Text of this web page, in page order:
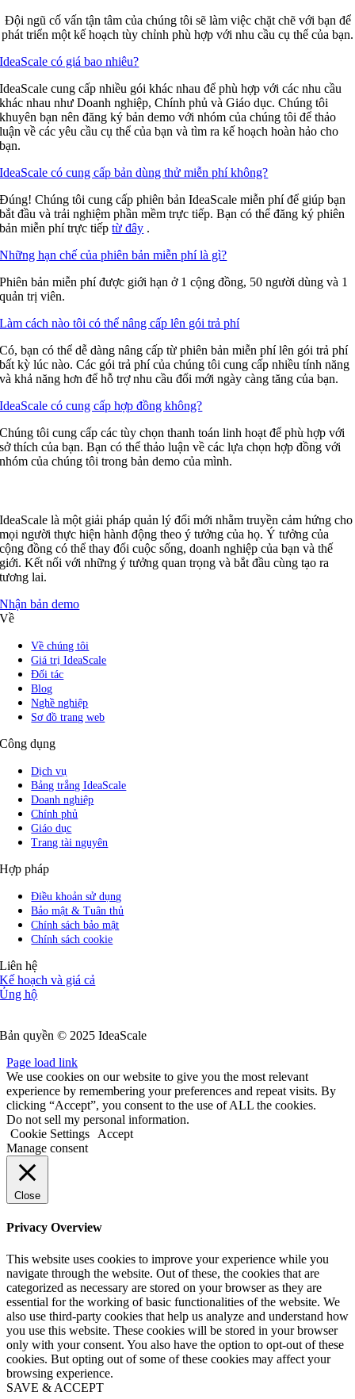
Đội ngũ cố vấn tận tâm của chúng tôi sẽ làm việc chặt chẽ với bạn để
phát triển một kế hoạch tùy chỉnh phù hợp với nhu cầu cụ thể của bạn.
IdeaScale có giá bao nhiêu?
IdeaScale cung cấp nhiều gói khác nhau để phù hợp với các nhu cầu
khác nhau như Doanh nghiệp, Chính phủ và Giáo dục. Chúng tôi
khuyên bạn nên đăng ký bản demo với nhóm của chúng tôi để thảo
luận về các yêu cầu cụ thể của bạn và tìm ra kế hoạch hoàn hảo cho
bạn.
IdeaScale có cung cấp bản dùng thử miễn phí không?
Đúng! Chúng tôi cung cấp phiên bản IdeaScale miễn phí để giúp bạn
bắt đầu và trải nghiệm phần mềm trực tiếp. Bạn có thể đăng ký phiên
bản miễn phí trực tiếptừ đây .
Những hạn chế của phiên bản miễn phí là gì?
Phiên bản miễn phí được giới hạn ở 1 cộng đồng, 50 người dùng và 1
quản trị viên.
Làm cách nào tôi có thể nâng cấp lên gói trả phí
Có, bạn có thể dễ dàng nâng cấp từ phiên bản miễn phí lên gói trả phí
bất kỳ lúc nào. Các gói trả phí của chúng tôi cung cấp nhiều tính năng
và khả năng hơn để hỗ trợ nhu cầu đổi mới ngày càng tăng của bạn.
IdeaScale có cung cấp hợp đồng không?
Chúng tôi cung cấp các tùy chọn thanh toán linh hoạt để phù hợp với
sở thích của bạn. Bạn có thể thảo luận về các lựa chọn hợp đồng với
nhóm của chúng tôi trong bản demo của mình.
IdeaScale là một giải pháp quản lý đổi mới nhằm truyền cảm hứng cho
mọi người thực hiện hành động theo ý tưởng của họ. Ý tưởng của
cộng đồng có thể thay đổi cuộc sống, doanh nghiệp của bạn và thế
giới. Kết nối với những ý tưởng quan trọng và bắt đầu cùng tạo ra
tương lai.
Nhận bản demo
Về
Về chúng tôi
Giá trị IdeaScale
Đối tác
Blog
Nghề nghiệp
Sơ đồ trang web
Công dụng
Dịch vụ
Bảng trắng IdeaScale
Doanh nghiệp
Chính phủ
Giáo dục
Trang tài nguyên
Hợp pháp
Điều khoản sử dụng
Bảo mật & Tuân thủ
Chính sách bảo mật
Chính sách cookie
Liên hệ
Kế hoạch và giá cả
Ủng hộ
Bản quyền © 2025 IdeaScale
Page load link
We use cookies on our website to give you the most relevant
experience by remembering your preferences and repeat visits. By
clicking “Accept”, you consent to the use of ALL the cookies.
Do not sell my personal information.
Cookie Settings
Accept
Manage consent
Close
Privacy Overview
This website uses cookies to improve your experience while you
navigate through the website. Out of these, the cookies that are
categorized as necessary are stored on your browser as they are
essential for the working of basic functionalities of the website. We
also use third-party cookies that help us analyze and understand how
you use this website. These cookies will be stored in your browser
only with your consent. You also have the option to opt-out of these
cookies. But opting out of some of these cookies may affect your
browsing experience.
SAVE & ACCEPT